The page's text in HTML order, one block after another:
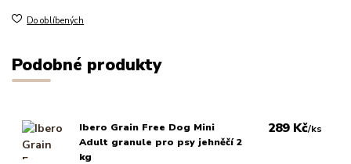
Do oblíbených
Podobné produkty
Ibero Grain Free Dog Mini
Adult granule pro psy jehněčí 2
kg
289 Kč/ks